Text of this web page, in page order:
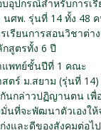
อุปกรณ์สำหรับการเรี
นศพ. รุ่นที่ 14 ทั้ง 48 ค
เรียนการสอนวิชาต่า
สูตรทั้ง 6 ปี
แพทย์ชั้นปีที่ 1 คณะ
ตร์ ม.สยาม (รุ่นที่ 14)
นกล่าวปฏิญานตน เพื่
นที่จะพัฒนาตัวเองให้
งและดีของสังคมต่อไป